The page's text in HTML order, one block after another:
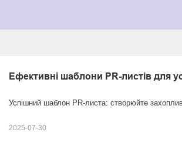
Ефективні шаблони PR-листів для
Успішний шаблон PR-листа: створюйте
2025-07-30